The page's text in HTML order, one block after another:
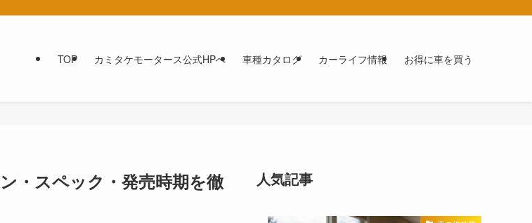
TOP カミタケモータース公式HPへ 車種カタログ カーライフ情報 お得に車を買う
・スペック・発売時期を徹
人気記事